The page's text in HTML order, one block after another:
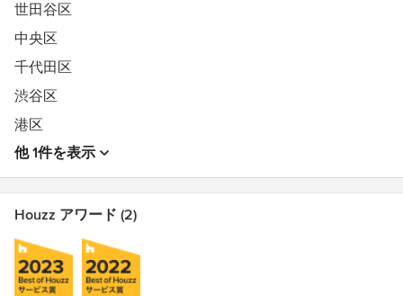
世田谷区
中央区
千代田区
渋谷区
港区
他 1件を表示
Houzz アワード (2)